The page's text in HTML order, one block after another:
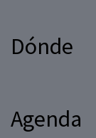
Dónde
Agenda